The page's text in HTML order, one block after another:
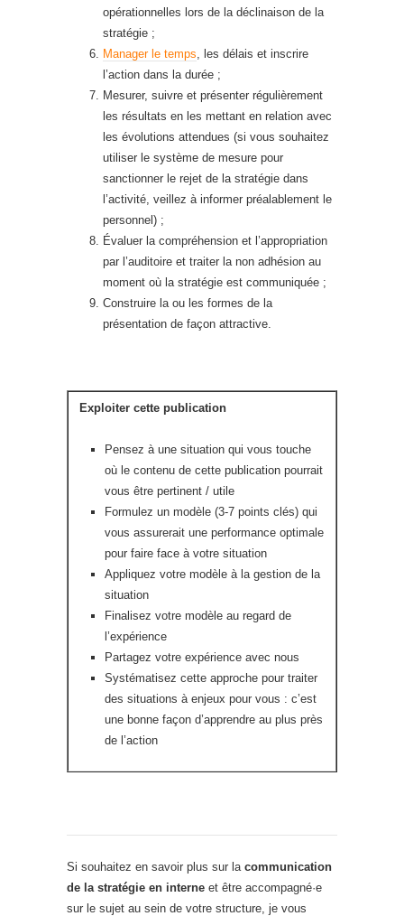
opérationnelles lors de la déclinaison de la
stratégie ;
Manager le temps, les délais et inscrire
l’action dans la durée ;
Mesurer, suivre et présenter régulièrement
les résultats en les mettant en relation avec
les évolutions attendues (si vous souhaitez
utiliser le système de mesure pour
sanctionner le rejet de la stratégie dans
l’activité, veillez à informer préalablement le
personnel) ;
Évaluer la compréhension et l’appropriation
par l’auditoire et traiter la non adhésion au
moment où la stratégie est communiquée ;
Construire la ou les formes de la
présentation de façon attractive.
Exploiter cette publication
Pensez à une situation qui vous touche
où le contenu de cette publication pourrait
vous être pertinent / utile
Formulez un modèle (3-7 points clés) qui
vous assurerait une performance optimale
pour faire face à votre situation
Appliquez votre modèle à la gestion de la
situation
Finalisez votre modèle au regard de
l’expérience
Partagez votre expérience avec nous
Systématisez cette approche pour traiter
des situations à enjeux pour vous : c’est
une bonne façon d’apprendre au plus près
de l’action
Si souhaitez en savoir plus sur la communication
de la stratégie en interne et être accompagné·e
sur le sujet au sein de votre structure, je vous